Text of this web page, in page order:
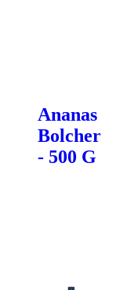
Ananas
Bolcher
- 500 G